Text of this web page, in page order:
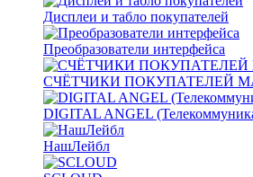
Дисплеи и табло покупателей
Преобразователи интерфейса
СЧЁТЧИКИ ПОКУПАТЕЛЕЙ
DIGITAL ANGEL
НашЛейбл